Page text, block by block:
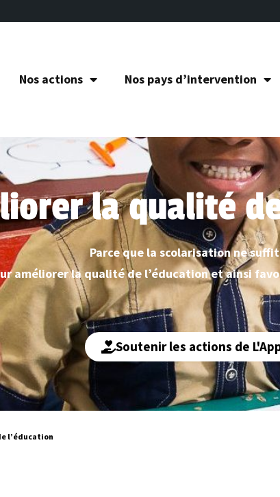
Nos actions Nos pays d’intervention
la qualité
Parce que la scolarisation ne
améliorer la qualité de l’éducation et ainsi
Soutenir les actions de
l’éducation